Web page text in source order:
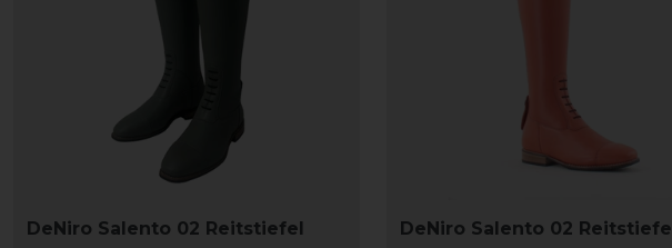
DeNiro Salento 02 Reitstiefel
DeNiro Salento 02 Reitstiefel